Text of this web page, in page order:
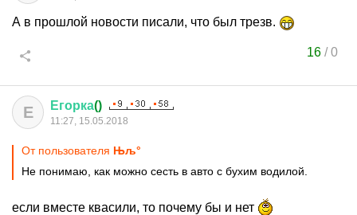
А в прошлой новости писали, что был трезв.
16 /0
Е Егорка()
11:27, 15.05.2018
От пользователя Њљ°
Не понимаю, как можно сесть в авто с бухим водилой.
если вместе квасили, то почему бы и нет